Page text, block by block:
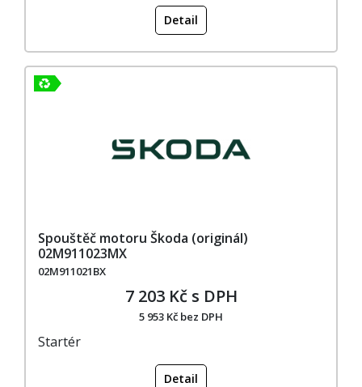
Detail
Spouštěč motoru Škoda (originál)
02M911023MX
02M911021BX
7 203 Kč s DPH
5 953 Kč bez DPH
Startér
Detail